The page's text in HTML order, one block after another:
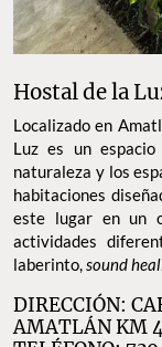
Hostal de la
Localizado en
Luz es un
naturaleza y los
habitaciones
este lugar en un
actividades
laberinto,sound
DIRECCIÓN:
AMATLÁN KM